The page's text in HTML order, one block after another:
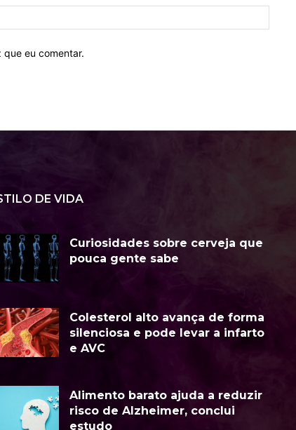
eu comentar.
DE VIDA
Curiosidades sobre cerveja que
pouca gente sabe
Colesterol alto avança de forma
silenciosa e pode levar a infarto
e AVC
Alimento barato ajuda a reduzir
risco de Alzheimer, conclui
estudo